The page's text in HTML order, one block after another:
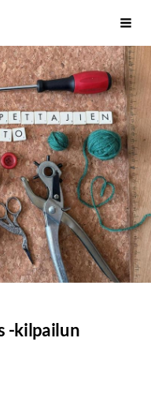
-kilpailun